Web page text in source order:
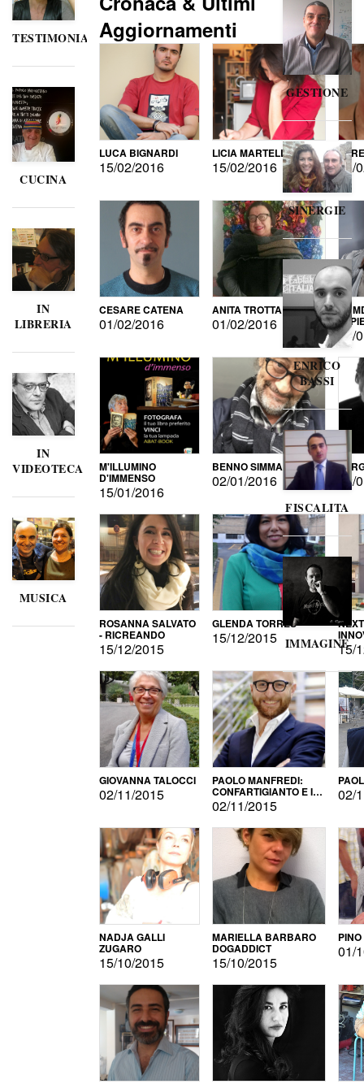
TESTIMONIANZE
CUCINA
IN
LIBRERIA
IN
VIDEOTECA
MUSICA
Aggiornamenti
LUCA BIGNARDI
15/02/2016
LICIA MARTELLI
15/02/2016 15/
CESARE CATENA
01/02/2016
ANITA TROTTA
01/02/2016 DI
15/
M'ILLUMINO
D'IMMENSO
15/01/2016
BENNO SIMMA
02/01/2016
ROSANNA SALVATO
- RICREANDO
15/12/2015
GLENDA TORRES
15/12/2015
15/
GIOVANNA TALOCCI
02/11/2015
PAOLO MANFREDI:
CONFARTIGIANTO E IL
SONDAGGIO
02/11/2015
02/
NADJA GALLI
ZUGARO
15/10/2015
MARIELLA BARBARO
DOGADDICT
15/10/2015
01/
GESTIONE
SINERGIE
ENRICO
BASSI
FISCALITA
IMMAGINE